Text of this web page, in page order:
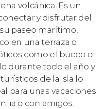
volcánica. Es un
y disfrutar del
paseo marítimo,
en una terraza o
como el buceo o
durante todo el año y
de la isla lo
para unas vacaciones
o con amigos.